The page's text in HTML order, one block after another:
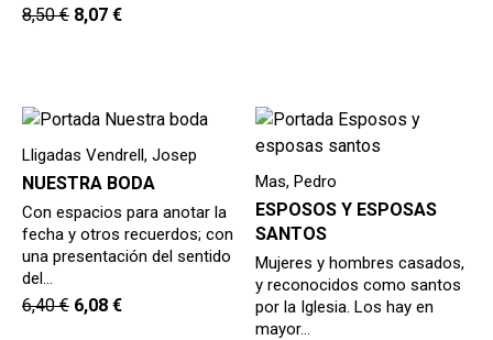
8,50€ 8,07 €
Lligadas Vendrell, Josep
NUESTRA BODA
Con espacios para anotar la
fecha y otros recuerdos; con
una presentación del sentido
del…
6,40€ 6,08 €
Mas, Pedro
ESPOSOS Y ESPOSAS
SANTOS
Mujeres y hombres casados,
y reconocidos como santos
por la Iglesia. Los hay en
mayor…